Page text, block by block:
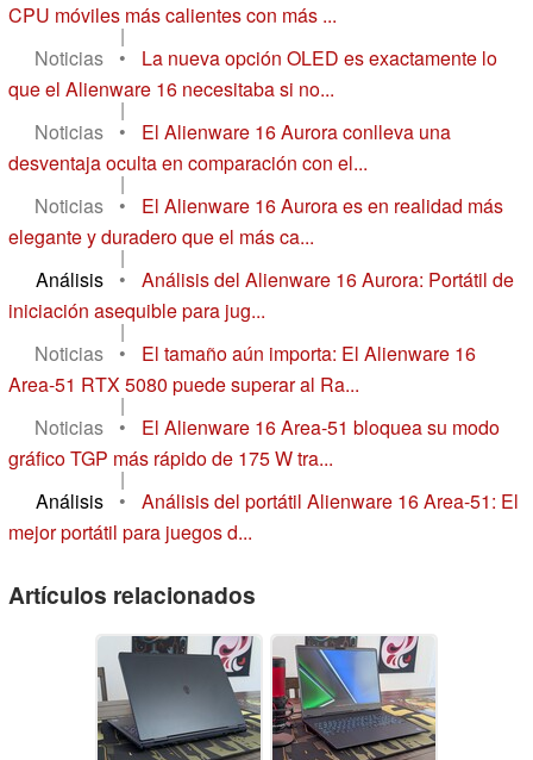
CPU móviles más calientes con más ...
|
Noticias
•
La nueva opción OLED es exactamente lo
que el Alienware 16 necesitaba si no...
|
Noticias
•
El Alienware 16 Aurora conlleva una
desventaja oculta en comparación con el...
|
Noticias
•
El Alienware 16 Aurora es en realidad más
elegante y duradero que el más ca...
|
Análisis
•
Análisis del Alienware 16 Aurora: Portátil de
iniciación asequible para jug...
|
Noticias
•
El tamaño aún importa: El Alienware 16
Area-51 RTX 5080 puede superar al Ra...
|
Noticias
•
El Alienware 16 Area-51 bloquea su modo
gráfico TGP más rápido de 175 W tra...
|
Análisis
•
Análisis del portátil Alienware 16 Area-51: El
mejor portátil para juegos d...
Artículos relacionados